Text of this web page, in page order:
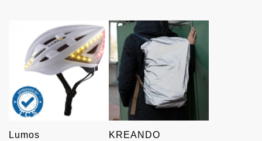
Lumos KREANDO